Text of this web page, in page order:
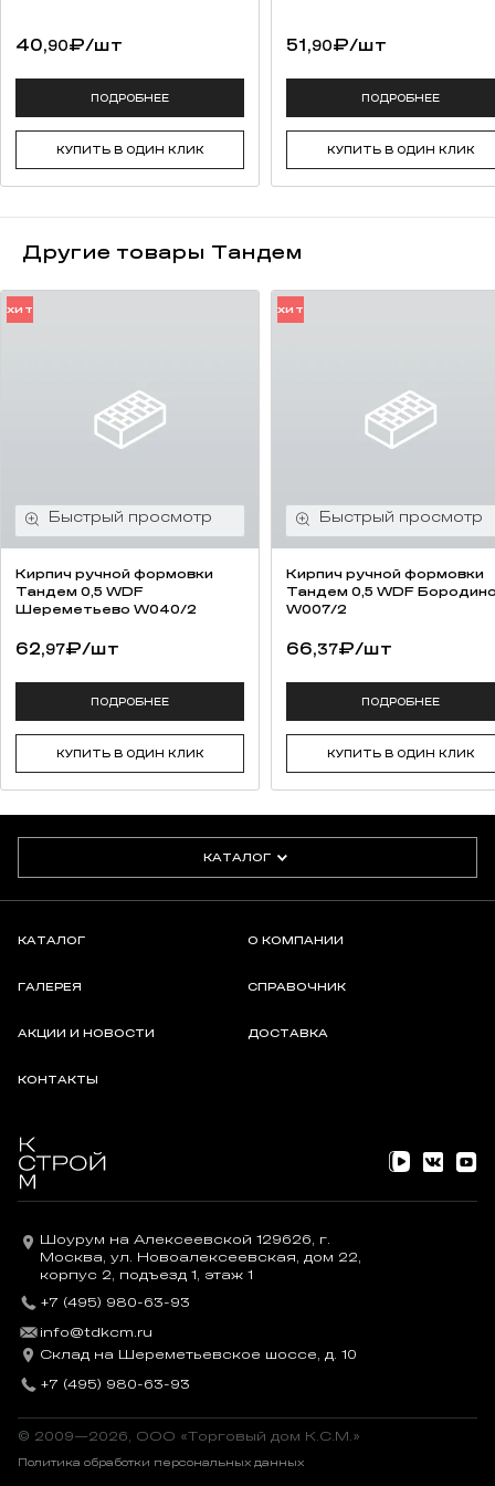
потертостей).
заказ (от 50 000 штук);
сохранение традиций русских мастеров.
40,90₽/шт
ПОДРОБНЕЕ
КУПИТЬ В ОДИН КЛИК
51,90₽/шт
ПОДРОБНЕЕ
КУПИТЬ В ОДИН КЛИК
Другие товары Тандем
ХИТ
Кирпич ручной формовки
Тандем 0,5 WDF
Шереметьево W040/2
62,97₽/шт
ПОДРОБНЕЕ
КУПИТЬ В ОДИН КЛИК
ХИТ
Кирпич ручной формовки
Тандем 0,5 WDF
W007/2
66,37₽/шт
ПОДРОБНЕЕ
КУПИТЬ В ОДИН КЛИК
КАТАЛОГ
КАТАЛОГ О КОМПАНИИ
ГАЛЕРЕЯ СПРАВОЧНИК
АКЦИИ И НОВОСТИ ДОСТАВКА
КОНТАКТЫ
Шоурум на Алексеевской 129626, г.
Москва, ул. Новоалексеевская, дом 22,
корпус 2, подъезд 1, этаж 1
+7 (495) 980-63-93
info@tdkcm.ru
Склад на Шереметьевское шоссе, д. 10
+7 (495) 980-63-93
© 2009—2026, OOO «Торговый дом К.С.М.»
Политика обработки персональных данных